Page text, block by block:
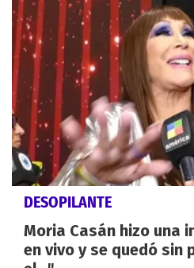
DESOPILANTE
Moria Casán hizo una
en vivo y se quedó sin